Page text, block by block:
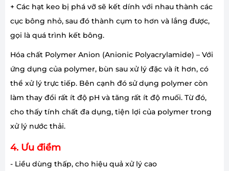
+ Các hạt keo bị phá vỡ sẽ kết dính với nhau thành các
cục bông nhỏ, sau đó thành cụm to hơn và lắng được,
gọi là quá trình kết bông.
Hóa chất Polymer Anion (Anionic Polyacrylamide) – Với
ứng dụng của polymer, bùn sau xử lý đặc và ít hơn, có
thể xử lý trực tiếp. Bên cạnh đó sử dụng polymer còn
làm thay đổi rất ít độ pH và tăng rất ít độ muối. Từ đó,
cho thấy tính chất đa dụng, tiện lợi của polymer trong
xử lý nước thải.
4. Ưu điểm
- Liều dùng thấp, cho hiệu quả xử lý cao